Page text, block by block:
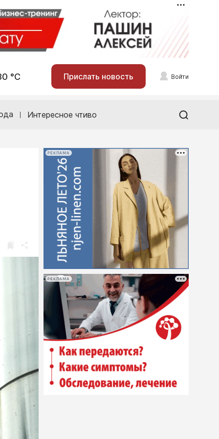
°С Прислать новость Войти
Интересное чтиво
РЕКЛАМА
РЕКЛАМА